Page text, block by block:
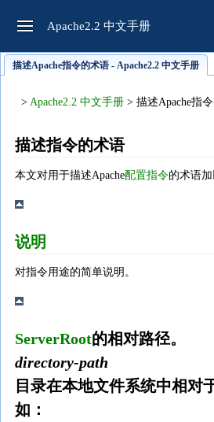
Apache2.2 中文手册
描述Apache指令的术语 - Apache2.2 中文手册
> Apache2.2 中文手册 > 描述Apache指
描述指令的术语
本文对用于描述Apache配置指令的术语加
说明
对指令用途的简单说明。
ServerRoot的相对路径。
directory-path
目录在本地文件系统中相对
如：